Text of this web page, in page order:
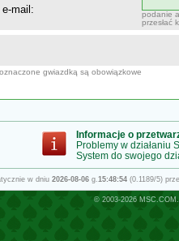
mail:
podanie
przesłać
gwiazdką są obowiązkowe
Informacje o
Problemy w działaniu
System do swojego
w dniu 2026-08-06 g.15:48:54 (0.1189/5)
© 2003-2026